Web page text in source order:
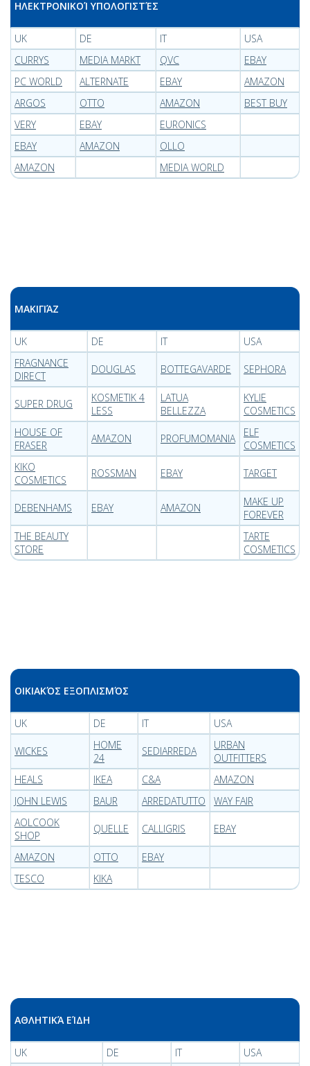
ΗΛΕΚΤΡΟΝΙΚΟΊ ΥΠΟΛΟΓΙΣΤΈΣ
UK DE IT
USA
CURRYS
MEDIA MARKT QVC
EBAY
PC WORLD
ALTERNATE EBAY
AMAZON
ARGOS
OTTO AMAZON
BEST BUY
VERY
EBAY
EURONICS
EBAY
AMAZON
OLLO
AMAZON
MEDIA WORLD
ΜΑΚΙΓΙΆΖ
UK DE IT
USA
FRAGNANCE
DIRECT
DOUGLAS BOTTEGAVARDE SEPHORA
SUPER DRUG
KOSMETIK 4
LESS
LATUA
BELLEZZA
KYLIE
COSMETICS
HOUSE OF
FRASER
AMAZON PROFUMOMANIA
ELF
COSMETICS
KIKO
COSMETICS
ROSSMAN EBAY TARGET
DEBENHAMS EBAY AMAZON
MAKE UP
FOREVER
THE BEAUTY
STORE
TARTE
COSMETICS
ΟΙΚΙΑΚΌΣ ΕΞΟΠΛΙΣΜΌΣ
UK DE IT USA
WICKES
HOME
24
SEDIARREDA
URBAN
OUTFITTERS
HEALS
IKEA C&A
AMAZON
JOHN LEWIS
BAUR ARREDATUTTO
WAY FAIR
AOLCOOK
SHOP
QUELLE CALLIGRIS EBAY
AMAZON OTTO
EBAY
TESCO
KIKA
ΑΘΛΗΤΙΚΆ ΕΊΔΗ
UK DE IT USA